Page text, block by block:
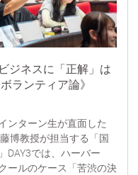
ジネスに「正解」は
ランティア論》
ンターン生が直面した
博教授が担当する「国
DAY3では、ハーバー
ールのケース「苦渋の決